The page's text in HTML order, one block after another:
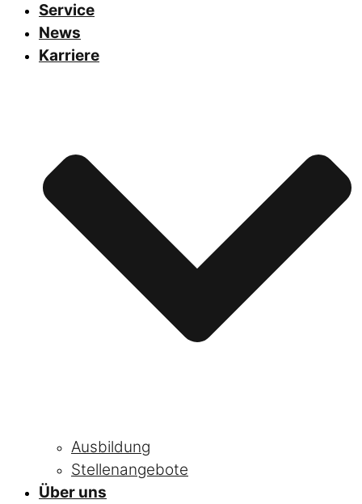
Service
News
Karriere
Ausbildung
Stellenangebote
Über uns